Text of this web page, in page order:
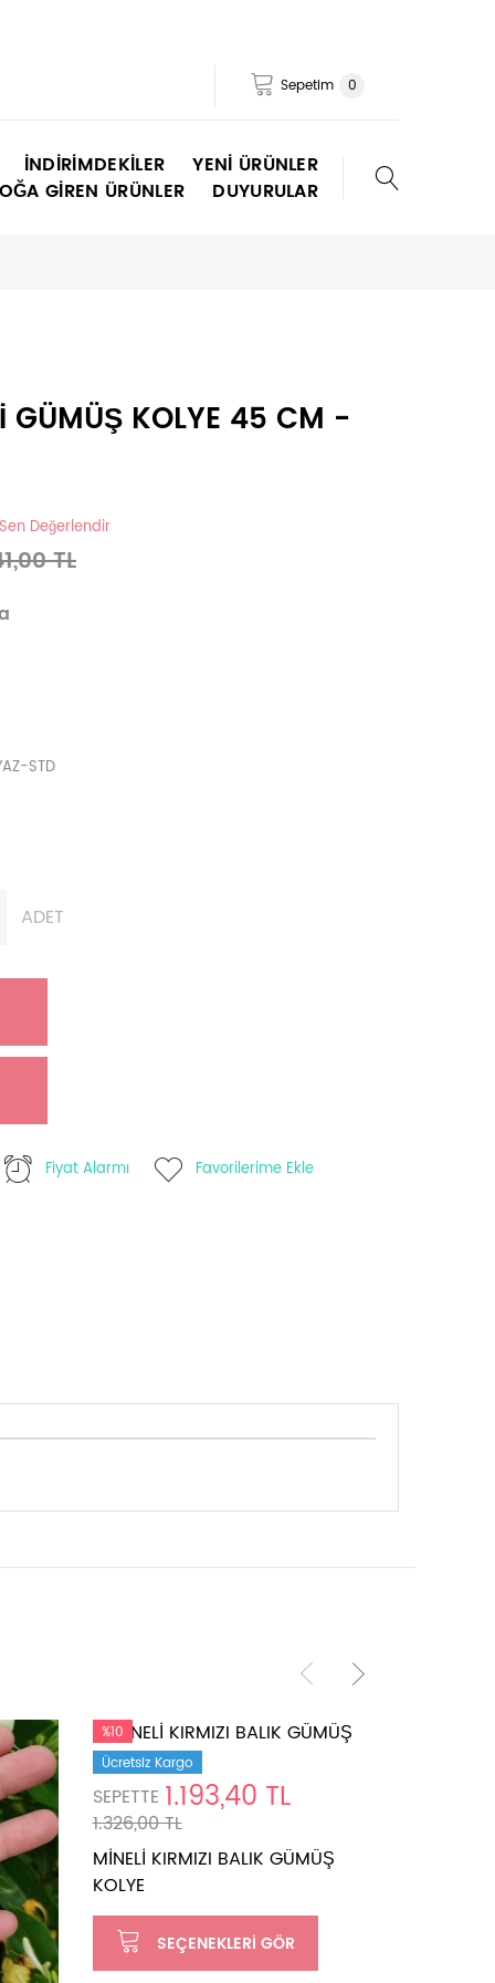
Sepetim 0
İNDIRIMDEKILER
YENI ÜRÜNLER
GIREN ÜRÜNLER
DUYURULAR
GÜMÜŞ KOLYE 45 CM -
Değerlendir
TL
STD
ADET
Fiyat Alarmı Favorilerime Ekle
%10
Ücretsiz Kargo
SEPETTE 1.193,40 TL
1.326,00 TL
MİNELİ KIRMIZI BALIK GÜMÜŞ
KOLYE
SEÇENEKLERI GÖR